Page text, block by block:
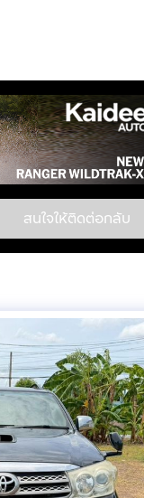
สนใจให้ติดต่อกลับ